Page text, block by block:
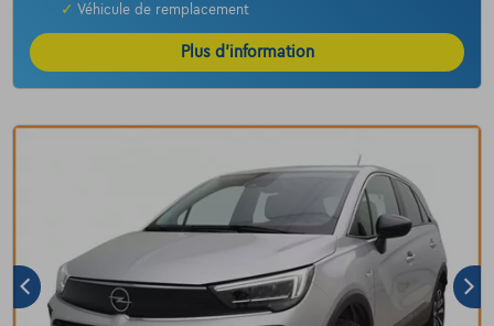
✓ Véhicule de remplacement
Plus d’information